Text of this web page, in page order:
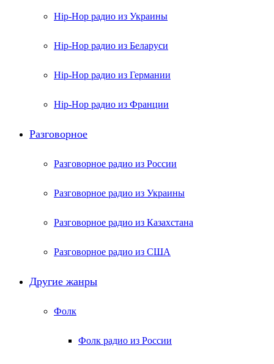
Hip-Hop радио из Украины
Hip-Hop радио из Беларуси
Hip-Hop радио из Германии
Hip-Hop радио из Франции
Разговорное
Разговорное радио из России
Разговорное радио из Украины
Разговорное радио из Казахстана
Разговорное радио из США
Другие жанры
Фолк
Фолк радио из России